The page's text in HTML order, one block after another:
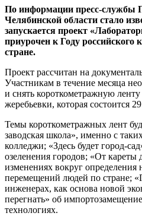
По информации пресс-службы
Челябинской области стало
запускается проект
приурочен к Году российского
стране.
Проект рассчитан на
Участникам в течение месяца
и снять короткометражную
жеребьевки, которая состоится
Темы короткометражных лент
заводская школа», именно с
колледжи; «Здесь будет город-сад
озеленения городов; «От кареты
изменениях вокруг определения
перемещений людей по стране;
инженерах, как основа новой
перегнать» об импортозамещение
технологиях.